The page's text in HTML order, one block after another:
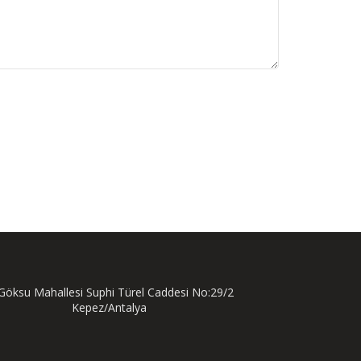
Mahallesi Suphi Türel Caddesi No:29/2
Kepez/Antalya